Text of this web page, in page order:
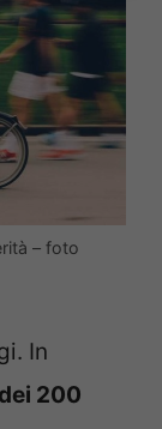
– foto
In
200